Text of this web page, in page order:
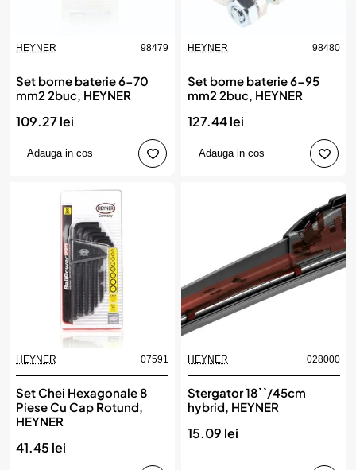
HEYNER 98479
Set borne baterie 6-70
mm2 2buc, HEYNER
109.27 lei
Adauga in cos
HEYNER 98480
Set borne baterie 6-95
mm2 2buc, HEYNER
127.44 lei
Adauga in cos
HEYNER 07591
Set Chei Hexagonale 8
Piese Cu Cap Rotund,
HEYNER
41.45 lei
HEYNER 028000
Stergator 18``/45cm
hybrid, HEYNER
15.09 lei